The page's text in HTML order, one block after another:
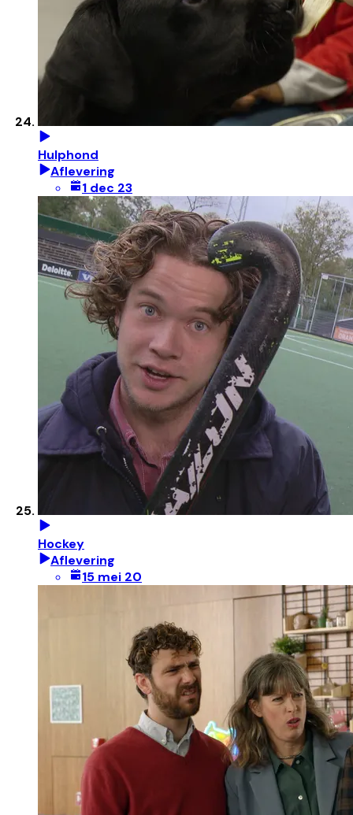
Hulphond
Aflevering
1 dec 23
Hockey
Aflevering
15 mei 20